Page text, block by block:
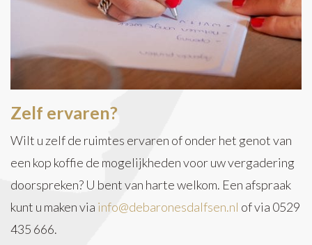
Zelf ervaren?
Wilt u zelf de ruimtes ervaren of onder het genot van
een kop koffie de mogelijkheden voor uw vergadering
doorspreken? U bent van harte welkom. Een afspraak
kunt u maken via info@debaronesdalfsen.nl of via 0529
435 666.